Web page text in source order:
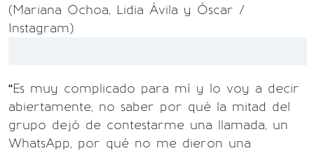
(Mariana Ochoa, Lidia Ávila y Óscar /
Instagram)
“Es muy complicado para mí y lo voy a decir
abiertamente, no saber por qué la mitad del
grupo dejó de contestarme una llamada, un
WhatsApp, por qué no me dieron una